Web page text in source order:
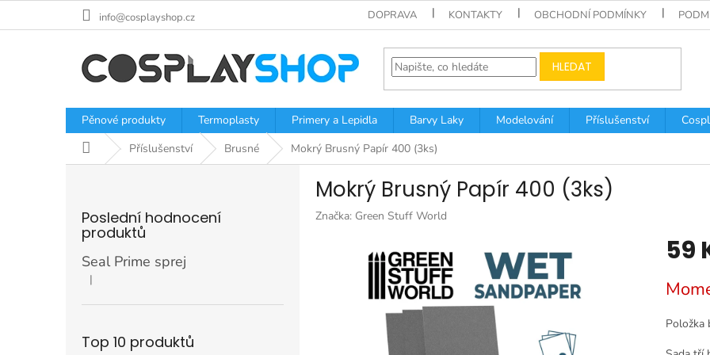
info@cosplayshop.cz DOPRAVA KONTAKTY OBCHODNÍ PODMÍNKY
HLEDAT
Pěnové produkty Termoplasty Primery a Lepidla Barvy Laky Modelování Příslušenství
Domů Příslušenství Brusné Mokrý Brusný Papír 400 (3ks)
Poslední hodnocení
produktů
Seal Prime sprej
Hodnocení produktu je 5 z 5 hvězdiček.
|
Top 10 produktů
Mokrý Brusný Papír 400 (3ks)
Značka: Green Stuff World
59
cena:
Položka